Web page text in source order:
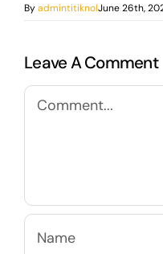
ByadmintitiknolJune 26th,
Leave A Comment
Comment